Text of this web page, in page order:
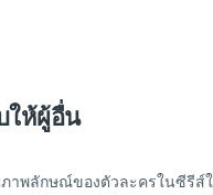
ให้ผู้อื่น
ภาพลักษณ์ของตัวละครในซีรีส์